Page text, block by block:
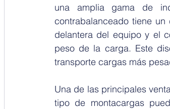
una amplia gama de
contrabalanceado tiene
delantera del equipo y el
peso de la carga. Este
transporte cargas más
Una de las principales
tipo de montacargas